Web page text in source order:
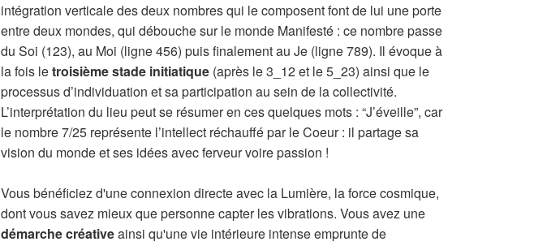
intégration verticale des deux nombres qui le composent font de lui une porte
entre deux mondes, qui débouche sur le monde Manifesté : ce nombre passe
du Soi (123), au Moi (ligne 456) puis finalement au Je (ligne 789). Il évoque à
la fois letroisième stade initiatique (après le 3_12 et le 5_23) ainsi que le
processus d’individuation et sa participation au sein de la collectivité.
L’interprétation du lieu peut se résumer en ces quelques mots : “J’éveille”, car
le nombre 7/25 représente l’intellect réchauffé par le Coeur : il partage sa
vision du monde et ses idées avec ferveur voire passion !
Vous bénéficiez d'une connexion directe avec la Lumière, la force cosmique,
dont vous savez mieux que personne capter les vibrations. Vous avez une
démarche créativeainsi qu'une vie intérieure intense emprunte de